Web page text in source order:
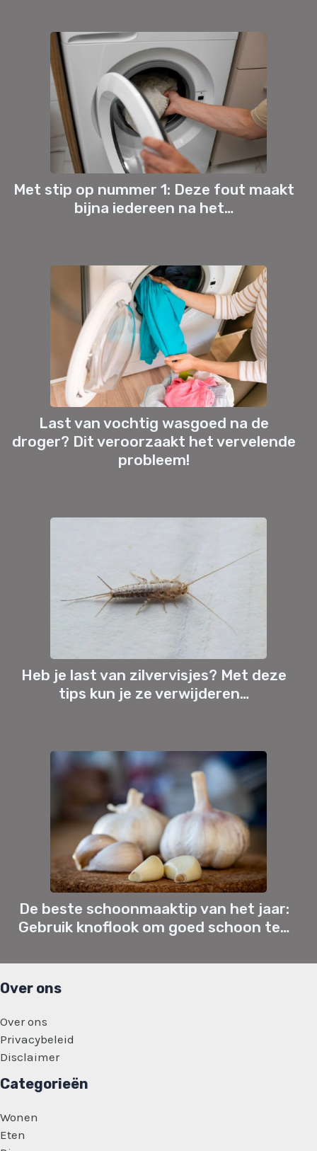
Met stip op nummer 1: Deze fout maakt
bijna iedereen na het…
Last van vochtig wasgoed na de
droger? Dit veroorzaakt het vervelende
probleem!
Heb je last van zilvervisjes? Met deze
tips kun je ze verwijderen…
De beste schoonmaaktip van het jaar:
Gebruik knoflook om goed schoon te…
Over ons
Over ons
Privacybeleid
Disclaimer
Categorieën
Wonen
Eten